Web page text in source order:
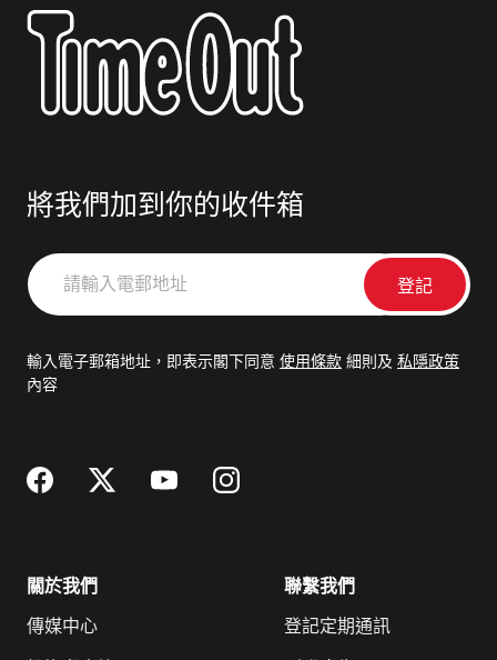
將我們加到你的收件箱
請
輸
郵
輸入電子郵箱地址，即表示閣下同意 使用條款 細則及 私隱政策
內容
關於我們
傳媒中心
聯繫我們
登記定期通訊